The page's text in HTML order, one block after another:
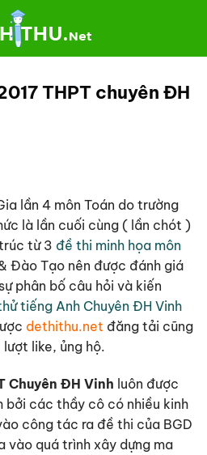
THPT chuyên ĐH
lần 4 môn Toán do trường
là lần cuối cùng ( lần chót )
từ 3 đề thi minh họa môn
Đào Tạo nên được đánh giá
phân bố câu hỏi và kiến
tiếng Anh Chuyên ĐH Vinh
dethithu.net đăng tải cũng
like, ủng hộ.
Chuyên ĐH Vinh luôn được
bởi các thầy cô có nhiều kinh
công tác ra đề thi của BGD
vào quá trình xây dựng ma